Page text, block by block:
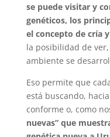
se puede visitar y
genéticos, los
el concepto de cría
la posibilidad de
ambiente se
Eso permite que
está buscando,
conforme o, como
nuevas” que